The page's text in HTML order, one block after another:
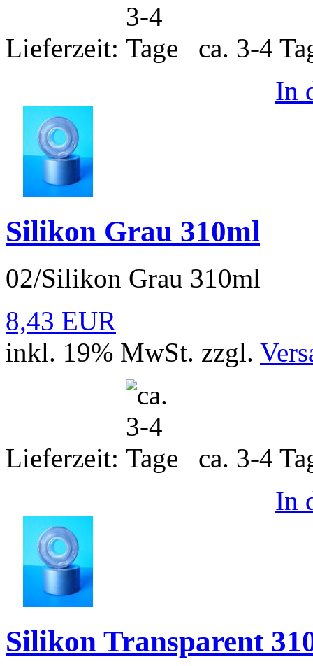
Lieferzeit:
ca. 3-4
In
Silikon Grau 310ml
02/Silikon Grau 310ml
8,43 EUR
inkl. 19% MwSt. zzgl.
Lieferzeit:
ca. 3-4
In
Silikon Transparent